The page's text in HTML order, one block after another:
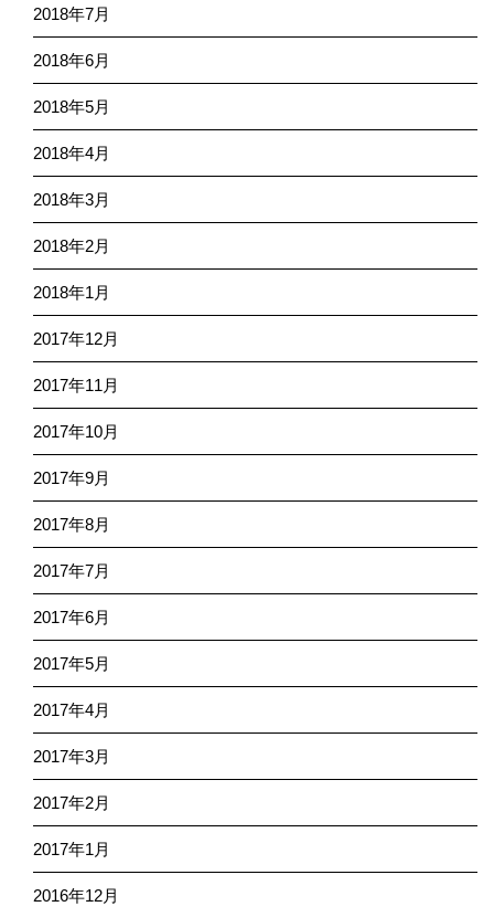
2018年7月
2018年6月
2018年5月
2018年4月
2018年3月
2018年2月
2018年1月
2017年12月
2017年11月
2017年10月
2017年9月
2017年8月
2017年7月
2017年6月
2017年5月
2017年4月
2017年3月
2017年2月
2017年1月
2016年12月